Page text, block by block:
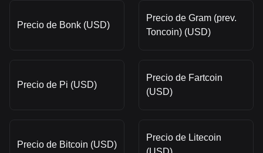
Precio de Bonk (USD)
Precio de Gram (prev.
Toncoin) (USD)
Precio de Pi (USD)
Precio de Fartcoin
(USD)
Precio de Bitcoin (USD)
Precio de Litecoin